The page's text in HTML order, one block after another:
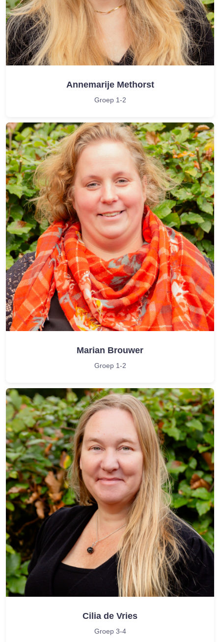
Annemarije Methorst
Groep 1-2
Marian Brouwer
Groep 1-2
Cilia de Vries
Groep 3-4